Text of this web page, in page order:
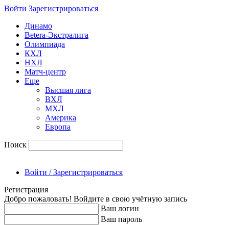
Войти Зарегиcтрироваться
Динамо
Betera-Экстралига
Олимпиада
КХЛ
НХЛ
Матч-центр
Еще
Высшая лига
ВХЛ
МХЛ
Америка
Европа
Поиск
Войти / Зарегистрироваться
Регистрация
Добро пожаловать! Войдите в свою учётную запись
Ваш логин
Ваш пароль